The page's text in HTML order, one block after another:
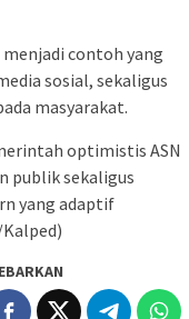
menjadi contoh yang
sosial, sekaligus
masyarakat.
optimistis ASN
publik sekaligus
yang adaptif